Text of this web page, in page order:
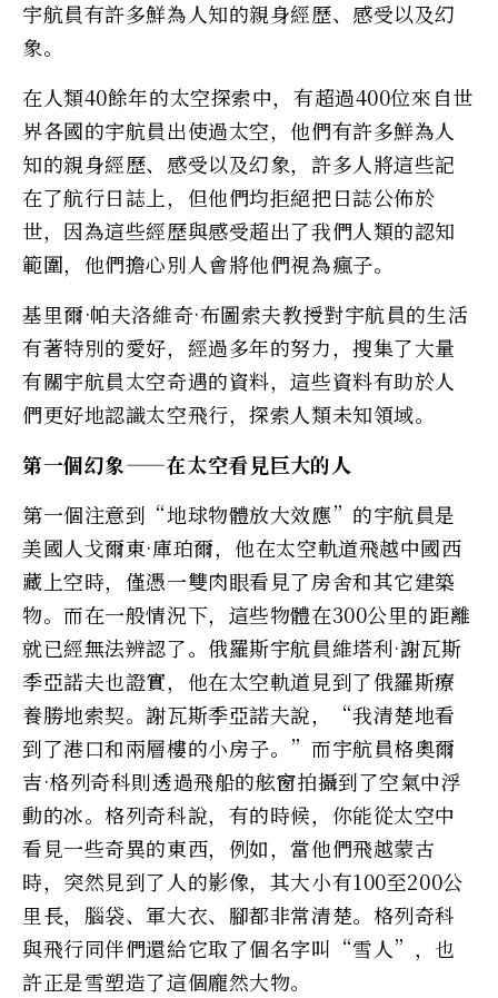
宇航員有許多鮮為人知的親身經歷、感受以及幻
象。
在人類40餘年的太空探索中，有超過400位來自世
界各國的宇航員出使過太空，他們有許多鮮為人
知的親身經歷、感受以及幻象，許多人將這些記
在了航行日誌上，但他們均拒絕把日誌公佈於
世，因為這些經歷與感受超出了我們人類的認知
範圍，他們擔心別人會將他們視為瘋子。
基里爾·帕夫洛維奇·布圖索夫教授對宇航員的生活
有著特別的愛好，經過多年的努力，搜集了大量
有關宇航員太空奇遇的資料，這些資料有助於人
們更好地認識太空飛行，探索人類未知領域。
第一個幻象——在太空看見巨大的人
第一個注意到“地球物體放大效應”的宇航員是
美國人戈爾東·庫珀爾，他在太空軌道飛越中國西
藏上空時，僅憑一雙肉眼看見了房舍和其它建築
物。而在一般情況下，這些物體在300公里的距離
就已經無法辨認了。俄羅斯宇航員維塔利·謝瓦斯
季亞諾夫也證實，他在太空軌道見到了俄羅斯療
養勝地索契。謝瓦斯季亞諾夫說，“我清楚地看
到了港口和兩層樓的小房子。”而宇航員格奧爾
吉·格列奇科則透過飛船的舷窗拍攝到了空氣中浮
動的冰。格列奇科說，有的時候，你能從太空中
看見一些奇異的東西，例如，當他們飛越蒙古
時，突然見到了人的影像，其大小有100至200公
里長，腦袋、軍大衣、腳都非常清楚。格列奇科
與飛行同伴們還給它取了個名字叫“雪人”，也
許正是雪塑造了這個龐然大物。